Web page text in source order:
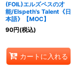
(FOIL)エルズペスの才
能/Elspeth's Talent《日
本語》【MOC】
90円(税込)
カートに入れる